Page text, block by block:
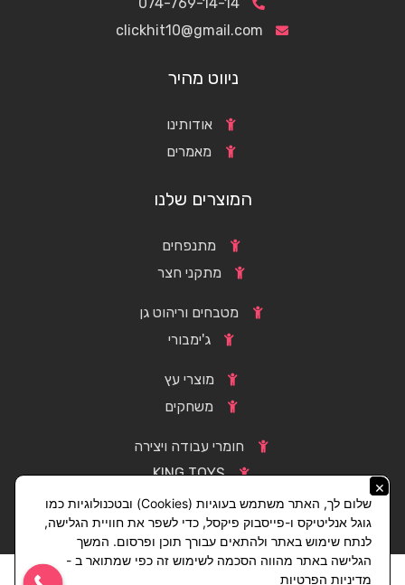
clickhit10@gmail.com
ניווט מהיר
אודותינו
מאמרים
המוצרים שלנו
מתנפחים
מתקני חצר
מטבחים וריהוט גן
ג'ימבורי
מוצרי עץ
משחקים
חומרי עבודה ויצירה
KING TOYS
×
שלום לך, האתר משתמש בעוגיות (Cookies) ובטכנולוגיות כמו
גוגל אנליטיקס ו-פייסבוק פיקסל, כדי לשפר את חוויית הגלישה,
לנתח שימוש באתר ולהתאים עבורך תוכן ופרסום. המשך
הגלישה באתר מהווה הסכמה לשימוש זה כפי שמתואר ב -
מדיניות הפרטיות